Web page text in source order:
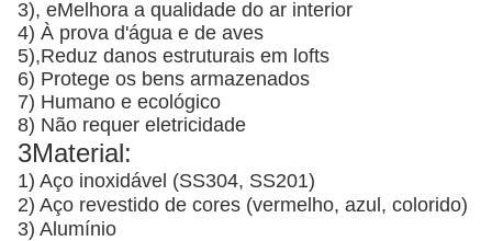
3), eMelhora a qualidade do ar interior
4) À prova d'água e de aves
5),Reduz danos estruturais em lofts
6) Protege os bens armazenados
7) Humano e ecológico
8) Não requer eletricidade
3Material:
1) Aço inoxidável (SS304, SS201)
2) Aço revestido de cores (vermelho, azul, colorido)
3) Alumínio